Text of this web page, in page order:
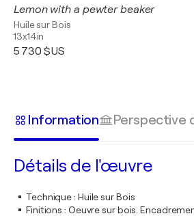
Lemon with a pewter beaker
Huile sur Bois
13x14in
5 730 $US
Information Perspective
Détails de l'œuvre
Technique: Huile sur Bois
Finitions : Oeuvre sur bois.